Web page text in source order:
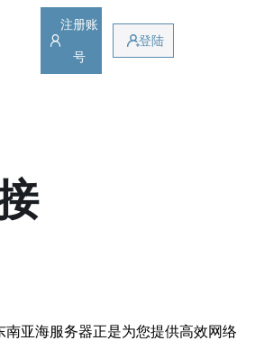
注册账
号
登陆
亚海服务器正是为您提供高效网络